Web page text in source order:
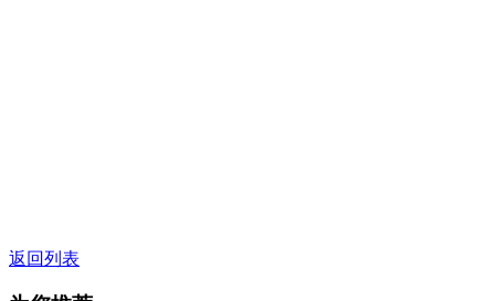
返回列表